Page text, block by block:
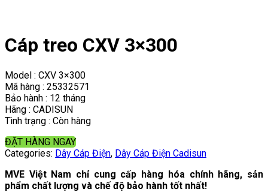
Cáp treo CXV 3×300
Model : CXV 3×300
Mã hàng : 25332571
Bảo hành : 12 tháng
Hãng : CADISUN
Tình trạng : Còn hàng
ĐẶT HÀNG NGAY
Categories: Dây Cáp Điện, Dây Cáp Điện Cadisun
MVE Việt Nam chỉ cung cấp hàng hóa chính hãng, sản
phẩm chất lượng và chế độ bảo hành tốt nhất!